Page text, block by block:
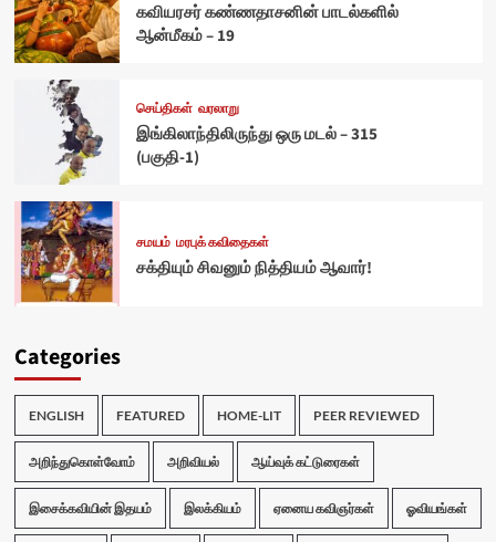
கவியரசர் கண்ணதாசனின் பாடல்களில்
ஆன்மீகம் – 19
செய்திகள் வரலாறு
இங்கிலாந்திலிருந்து ஒரு மடல் – 315
(பகுதி-1)
சமயம் மரபுக் கவிதைகள்
சக்தியும் சிவனும் நித்தியம் ஆவார்!
Categories
ENGLISH FEATURED HOME-LIT PEER REVIEWED
அறிந்துகொள்வோம் அறிவியல் ஆய்வுக் கட்டுரைகள்
இசைக்கவியின் இதயம் இலக்கியம் ஏனைய கவிஞர்கள் ஓவியங்கள்